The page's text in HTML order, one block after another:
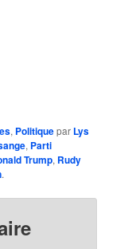
, Politiquepar Lys
, Parti
Trump, Rudy
.